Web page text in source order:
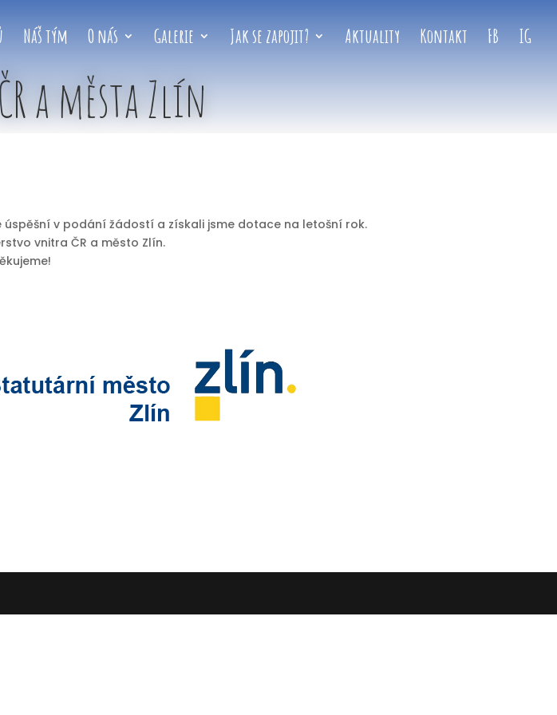
Náš tým O nás Galerie Jak se zapojit? Aktuality Kontakt FB IG
a města Zlín
v podání žádostí a získali jsme dotace na letošní rok.
vnitra ČR a město Zlín.